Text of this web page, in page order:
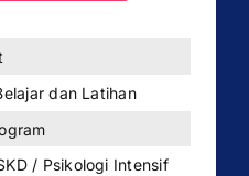
dan Latihan
/ Psikologi Intensif